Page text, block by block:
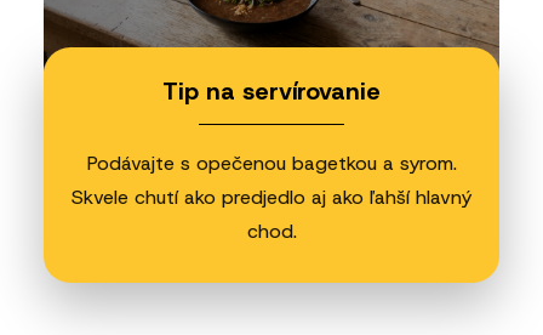
Tip na servírovanie
Podávajte s opečenou bagetkou a syrom.
Skvele chutí ako predjedlo aj ako ľahší hlavný
chod.